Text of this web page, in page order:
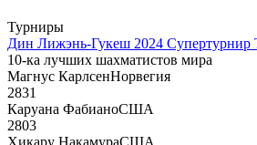
Турниры
Дин Лижэнь-Гукеш 2024 Супертурнир
10-ка лучших шахматистов мира
Магнус КарлсенНорвегия
2831
Каруана ФабианоСША
2803
Хикару НакамураСША